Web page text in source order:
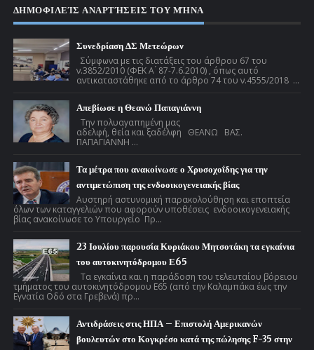
ΔΗΜΟΦΙΛΕΊΣ ΑΝΑΡΤΉΣΕΙΣ ΤΟΥ ΜΉΝΑ
Συνεδρίαση ΔΣ Μετεώρων
Σύμφωνα με τις διατάξεις του άρθρου 67 του
ν.3852/2010 (ΦΕΚ Α ́ 87-7.6.2010) , όπως αυτό
αντικαταστάθηκε από το άρθρο 74 του ν.4555/2018 ...
Απεβίωσε η Θεανώ Παπαγιάννη
Την πολυαγαπημένη μας
αδελφή, θεία και ξαδέλφη ΘΕΑΝΩ ΒΑΣ.
ΠΑΠΑΓΙΑΝΝΗ ...
Τα μέτρα που ανακοίνωσε ο Χρυσοχοΐδης για την
αντιμετώπιση της ενδοοικογενειακής βίας
Αυστηρή αστυνομική παρακολούθηση και εποπτεία
όλων των καταγγελιών που αφορούν υποθέσεις ενδοοικογενειακής
βίας ανακοίνωσε το Υπουργείο Πρ...
23 Ιουλίου παρουσία Κυριάκου Μητσοτάκη τα εγκαίνια
του αυτοκινητόδρομου Ε65
Τα εγκαίνια και η παράδοση του τελευταίου βόρειου
τμήματος του αυτοκινητόδρομου Ε65 (από την Καλαμπάκα έως την
Εγνατία Οδό στα Γρεβενά) πρ...
Αντιδράσεις στις ΗΠΑ – Επιστολή Αμερικανών
βουλευτών στο Κογκρέσο κατά της πώλησης F-35 στην